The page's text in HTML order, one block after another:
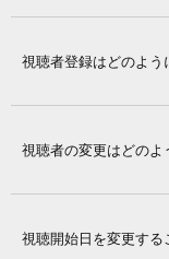
視聴者登録はどのよう
視聴者の変更はどのよ
視聴開始日を変更する